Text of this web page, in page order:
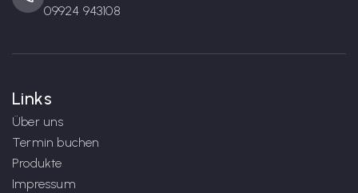
09924 943108
Links
Über uns
Termin buchen
Produkte
Impressum